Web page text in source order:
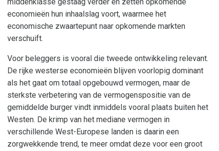
economieën hun inhaalslag voort, waarmee het
economische zwaartepunt naar opkomende markten
verschuift.
Voor beleggers is vooral die tweede ontwikkeling relevant.
De rijke westerse economieën blijven voorlopig dominant
als het gaat om totaal opgebouwd vermogen, maar de
sterkste verbetering van de vermogenspositie van de
gemiddelde burger vindt inmiddels vooral plaats buiten het
Westen. De krimp van het mediane vermogen in
verschillende West-Europese landen is daarin een
zorgwekkende trend, te meer omdat deze voor een groot